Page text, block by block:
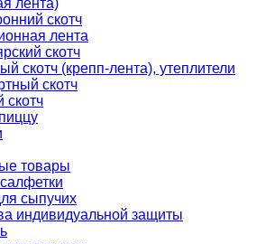
скотч
лента
скотч
скотч (крепп-лента), утеплители
скотч
скотч
товары
сыпучих
индивидуальной защиты